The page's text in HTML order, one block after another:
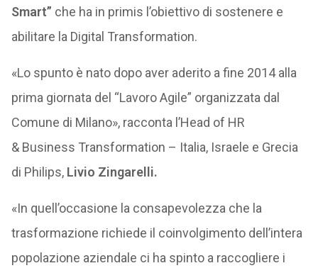
Smart” che ha in primis l’obiettivo di sostenere e
abilitare la Digital Transformation.
«Lo spunto è nato dopo aver aderito a fine 2014 alla
prima giornata del “Lavoro Agile” organizzata dal
Comune di Milano», racconta l’Head of HR
& Business Transformation – Italia, Israele e Grecia
di Philips, Livio Zingarelli.
«In quell’occasione la consapevolezza che la
trasformazione richiede il coinvolgimento dell’intera
popolazione aziendale ci ha spinto a raccogliere i